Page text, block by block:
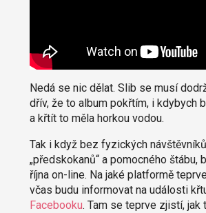
Nedá se nic dělat. Slib se musí
dřív, že to album pokřtím, i kdybych
a křtít to měla horkou vodou.
Tak i když bez fyzických
„předskokanů“ a pomocného štábu,
října on-line. Na jaké platformě
včas budu informovat na události
Facebooku. Tam se teprve zjistí, jak